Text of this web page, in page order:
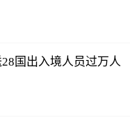
国出入境人员过万人